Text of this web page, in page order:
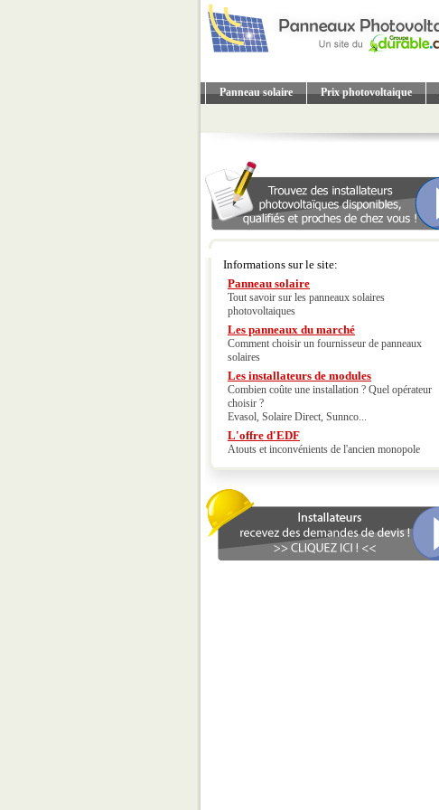
Panneau solaire Prix photovoltaique
Informations sur le site:
Panneau solaire
Tout savoir sur les panneaux solaires
photovoltaiques
Les panneaux du marché
Comment choisir un fournisseur de panneaux
solaires
Les installateurs de modules
Combien coûte une installation ? Quel opérateur
choisir ?
Evasol, Solaire Direct, Sunnco...
L'offre d'EDF
Atouts et inconvénients de l'ancien monopole